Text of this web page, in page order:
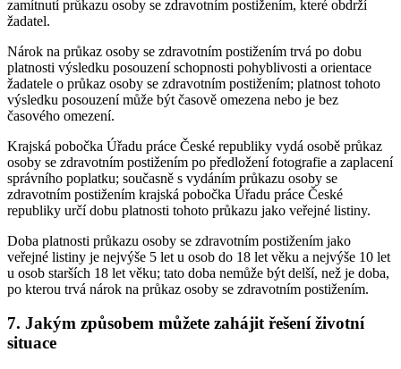
zamítnutí průkazu osoby se zdravotním postižením, které obdrží
žadatel.
Nárok na průkaz osoby se zdravotním postižením trvá po dobu
platnosti výsledku posouzení schopnosti pohyblivosti a orientace
žadatele o průkaz osoby se zdravotním postižením; platnost tohoto
výsledku posouzení může být časově omezena nebo je bez
časového omezení.
Krajská pobočka Úřadu práce České republiky vydá osobě průkaz
osoby se zdravotním postižením po předložení fotografie a zaplacení
správního poplatku; současně s vydáním průkazu osoby se
zdravotním postižením krajská pobočka Úřadu práce České
republiky určí dobu platnosti tohoto průkazu jako veřejné listiny.
Doba platnosti průkazu osoby se zdravotním postižením jako
veřejné listiny je nejvýše 5 let u osob do 18 let věku a nejvýše 10 let
u osob starších 18 let věku; tato doba nemůže být delší, než je doba,
po kterou trvá nárok na průkaz osoby se zdravotním postižením.
7. Jakým způsobem můžete zahájit řešení životní
situace